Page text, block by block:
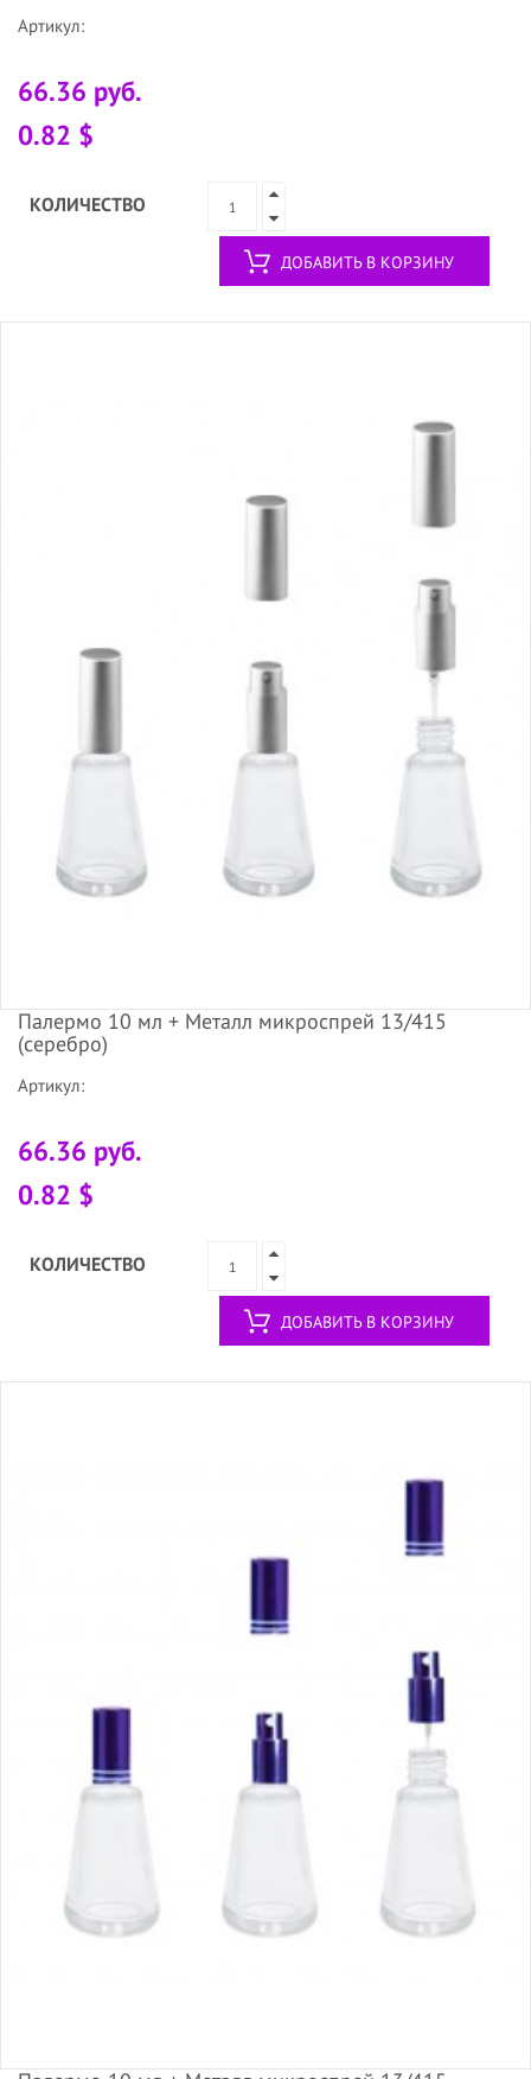
Артикул:
66.36 руб.
0.82 $
КОЛИЧЕСТВО
ДОБАВИТЬ В КОРЗИНУ
Палермо 10 мл + Металл микроспрей 13/415
(серебро)
Артикул:
66.36 руб.
0.82 $
КОЛИЧЕСТВО
ДОБАВИТЬ В КОРЗИНУ